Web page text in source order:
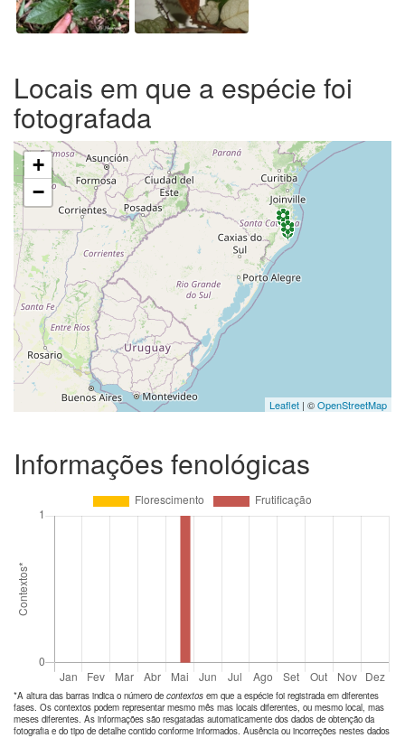
Locais em que a espécie foi
fotografada
+
−
Leaflet | ©OpenStreetMap
Informações fenológicas
*A altura das barras indica o número de contextos em que a espécie foi registrada em diferentes
fases. Os contextos podem representar mesmo mês mas locais diferentes, ou mesmo local, mas
meses diferentes. As informações são resgatadas automaticamente dos dados de obtenção da
fotografia e do tipo de detalhe contido conforme informados. Ausência ou incorreções nestes dados